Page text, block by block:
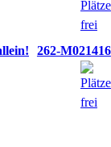
262-M021416